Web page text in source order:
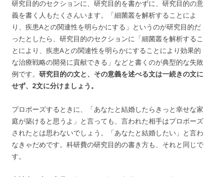
研究目的のセクションに、研究目的を書かずに、研究目的の意
義を書く人もたくさんいます。「細菌叢を解析することによ
り、疾患Aとの関連性を明らかにする」というのが研究目的だ
ったとしたら、研究目的のセクションに「細菌叢を解析するこ
とにより、疾患Aとの関連性を明らかにすることにより効果的
な治療戦略の開発に貢献できる」などと書くのが典型的な失敗
例です。 研究目的の文と、その意義を述べる文は一続きの文に
せず、2文に分けましょう。
プロポーズするときに、「あなたと結婚したらきっと幸せな家
庭が築けると思うよ」と言っても、言われた相手はプロポーズ
されたとは思わないでしょう。「あなたと結婚したい」と言わ
なきゃだめです。科研費の研究目的の書き方も、それと同じで
す。